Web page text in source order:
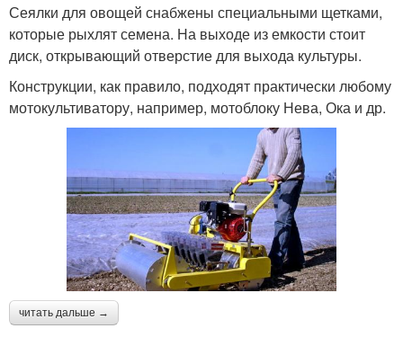
Сеялки для овощей снабжены специальными щетками,
которые рыхлят семена. На выходе из емкости стоит
диск, открывающий отверстие для выхода культуры.
Конструкции, как правило, подходят практически любому
мотокультиватору, например, мотоблоку Нева, Ока и др.
читать дальше →